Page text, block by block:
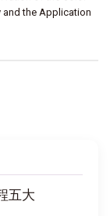
and the Application
五大